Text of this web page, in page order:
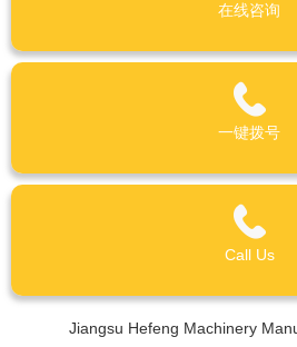
在线咨询
一键拨号
Call Us
Jiangsu Hefeng Machinery